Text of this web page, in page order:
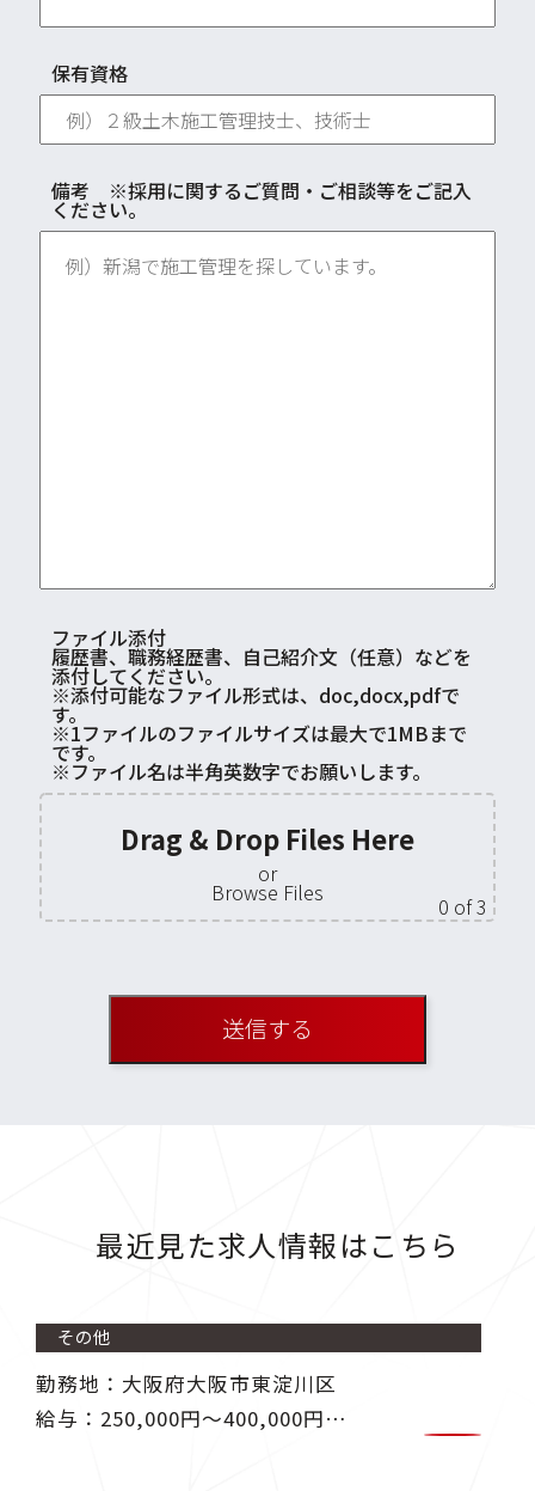
保有資格
備考 ※採用に関するご質問・ご相談等をご記入
ください。
ファイル添付
履歴書、職務経歴書、自己紹介文（任意）などを
添付してください。
※添付可能なファイル形式は、doc,docx,pdfで
す。
※1ファイルのファイルサイズは最大で1MBまで
です。
※ファイル名は半角英数字でお願いします。
Drag & Drop Files Here
or
Browse Files 0 of 3
最近見た求人情報はこちら
その他
勤務地：大阪府大阪市東淀川区
給与：250,000円〜400,000円